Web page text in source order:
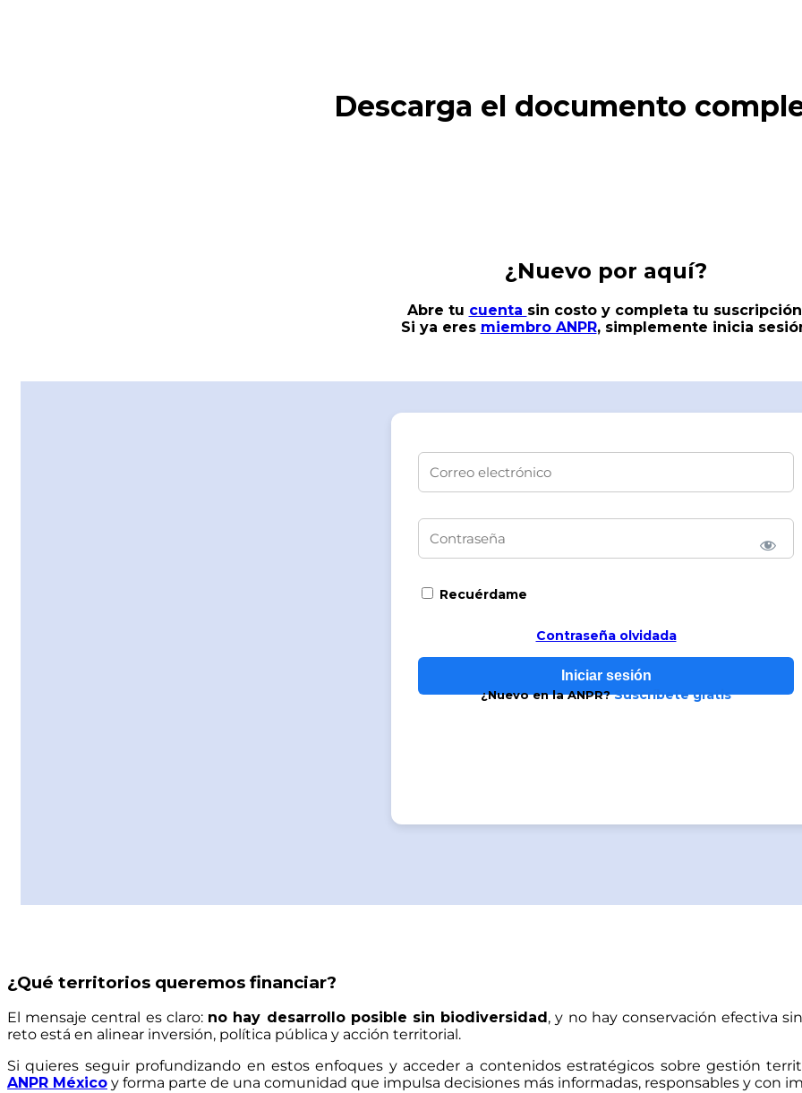
Descarga el documento
¿Nuevo por aquí?
Abre tu cuenta sin costo y completa tu
Si ya eres miembro ANPR, simplemente inicia
Recuérdame
Contraseña olvidada
¿Nuevo en la ANPR?Suscríbete gratis
¿Qué territorios queremos financiar?
El mensaje central es claro: no hay desarrollo posible sin biodiversidad , y no hay conservación efectiva
reto está en alinear inversión, política pública y acción territorial.
Si quieres seguir profundizando en estos enfoques y acceder a contenidos estratégicos sobre gestión
ANPR México y forma parte de una comunidad que impulsa decisiones más informadas, responsables y con